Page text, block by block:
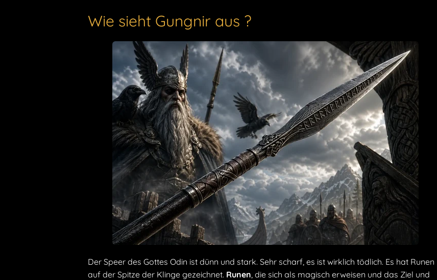
Wie sieht Gungnir aus ?
Der Speer des Gottes Odin ist dünn und stark. Sehr scharf, es ist wirklich tödlich. Es hat Runen
auf der Spitze der Klinge gezeichnet. Runen , die sich als magisch erweisen und das Ziel und